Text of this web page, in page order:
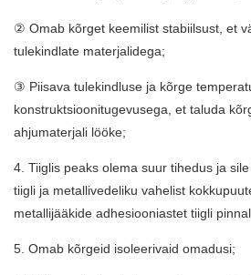
② Omab kõrget keemilist stabiilsust, et
tulekindlate materjalidega;
③ Piisava tulekindluse ja kõrge
konstruktsioonitugevusega, et taluda
ahjumaterjali lööke;
4. Tiiglis peaks olema suur tihedus ja
tiigli ja metallivedeliku vahelist
metallijääkide adhesiooniastet tiigli
5. Omab kõrgeid isoleerivaid omadusi;